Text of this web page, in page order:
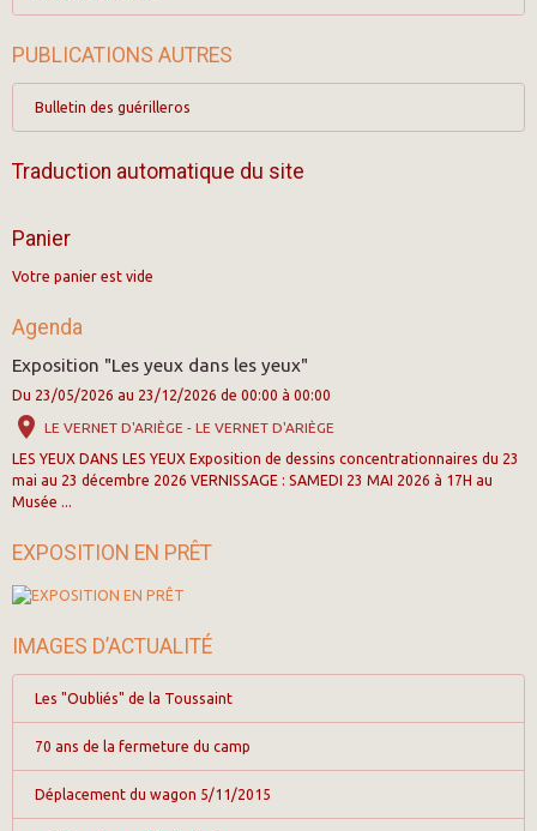
PUBLICATIONS AUTRES
Bulletin des guérilleros
Traduction automatique du site
Panier
Votre panier est vide
Agenda
Exposition "Les yeux dans les yeux"
Du 23/05/2026 au 23/12/2026 de 00:00 à 00:00
LE VERNET D'ARIÈGE - LE VERNET D'ARIÈGE
LES YEUX DANS LES YEUX Exposition de dessins concentrationnaires du 23
mai au 23 décembre 2026 VERNISSAGE : SAMEDI 23 MAI 2026 à 17H au
Musée ...
EXPOSITION EN PRÊT
IMAGES D’ACTUALITÉ
Les "Oubliés" de la Toussaint
70 ans de la fermeture du camp
Déplacement du wagon 5/11/2015